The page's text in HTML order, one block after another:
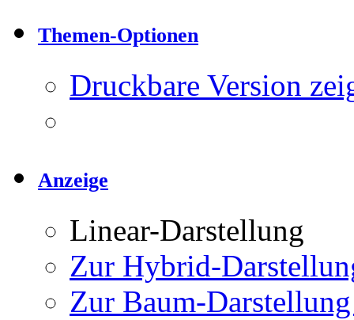
Themen-Optionen
Druckbare Version
Anzeige
Linear-Darstellung
Zur Hybrid-
Zur Baum-